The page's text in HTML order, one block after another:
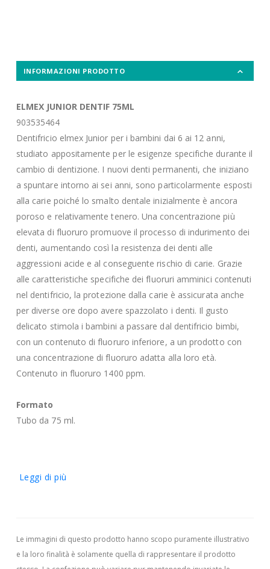
INFORMAZIONI PRODOTTO
ELMEX JUNIOR DENTIF 75ML
903535464
Dentifricio elmex Junior per i bambini dai 6 ai 12 anni,
studiato appositamente per le esigenze specifiche durante il
cambio di dentizione. I nuovi denti permanenti, che iniziano
a spuntare intorno ai sei anni, sono particolarmente esposti
alla carie poiché lo smalto dentale inizialmente è ancora
poroso e relativamente tenero. Una concentrazione più
elevata di fluoruro promuove il processo di indurimento dei
denti, aumentando così la resistenza dei denti alle
aggressioni acide e al conseguente rischio di carie. Grazie
alle caratteristiche specifiche dei fluoruri amminici contenuti
nel dentifricio, la protezione dalla carie è assicurata anche
per diverse ore dopo avere spazzolato i denti. Il gusto
delicato stimola i bambini a passare dal dentifricio bimbi,
con un contenuto di fluoruro inferiore, a un prodotto con
una concentrazione di fluoruro adatta alla loro età.
Contenuto in fluoruro 1400 ppm.
Formato
Tubo da 75 ml.
Leggi di più
Le immagini di questo prodotto hanno scopo puramente illustrativo
e la loro finalità è solamente quella di rappresentare il prodotto